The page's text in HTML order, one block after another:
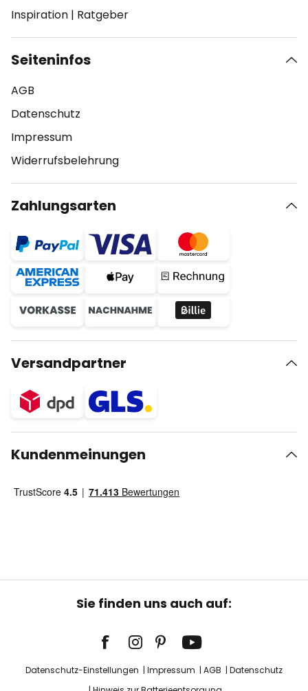
Inspiration | Ratgeber
Seiteninfos
AGB
Datenschutz
Impressum
Widerrufsbelehrung
Zahlungsarten
Versandpartner
Kundenmeinungen
Sie finden uns auch auf:
Datenschutz-Einstellungen Impressum AGB
Datenschutz